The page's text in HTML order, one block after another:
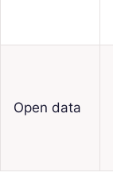
Open data